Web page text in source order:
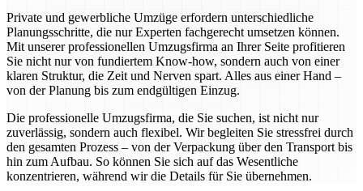
Private und gewerbliche Umzüge erfordern unterschiedliche
Planungsschritte, die nur Experten fachgerecht umsetzen können.
Mit unserer professionellen Umzugsfirma an Ihrer Seite profitieren
Sie nicht nur von fundiertem Know-how, sondern auch von einer
klaren Struktur, die Zeit und Nerven spart. Alles aus einer Hand –
von der Planung bis zum endgültigen Einzug.
Die professionelle Umzugsfirma, die Sie suchen, ist nicht nur
zuverlässig, sondern auch flexibel. Wir begleiten Sie stressfrei durch
den gesamten Prozess – von der Verpackung über den Transport bis
hin zum Aufbau. So können Sie sich auf das Wesentliche
konzentrieren, während wir die Details für Sie übernehmen.